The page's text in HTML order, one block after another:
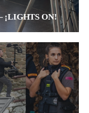
¡LIGHTS ON!